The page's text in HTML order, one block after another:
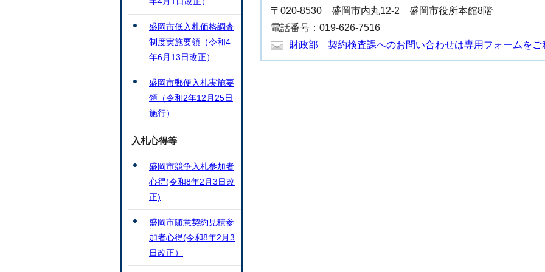
〒020-8530 盛岡市内丸12-2 盛岡市役所本館8階
電話番号：019-626-7516
財政部 契約検査課へのお問い合わせは専用フォームをご
盛岡市低入札価格調査
制度実施要領（令和4
年6月13日改正）
盛岡市郵便入札実施要
領（令和2年12月25日
施行）
入札心得等
盛岡市競争入札参加者
心得(令和8年2月3日改
正)
盛岡市随意契約見積参
加者心得(令和8年2月3
日改正）